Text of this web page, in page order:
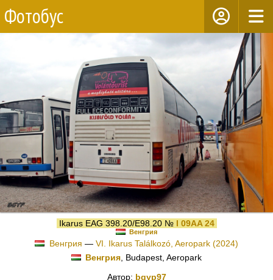
Фотобус
Ikarus EAG 398.20/E98.20 № I 09AA 24
Венгрия
Венгрия — VI. Ikarus Találkozó, Aeropark (2024)
Венгрия , Budapest, Aeropark
Автор: bgyp97